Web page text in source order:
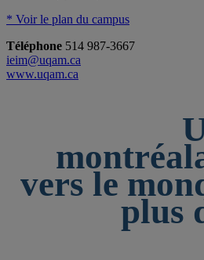
* Voir le plan du campus
Téléphone 514 987-3667
ieim@uqam.ca
www.uqam.ca
vers le
plus